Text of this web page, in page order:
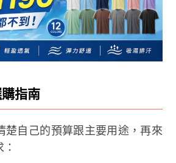
指南
楚自己的預算跟主要用途，再來